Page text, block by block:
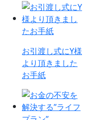
お引渡し式にY様
より頂きました
お手紙